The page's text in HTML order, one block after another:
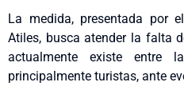
La medida, presentada por
Atiles, busca atender la falta
actualmente existe entre
principalmente turistas, ante